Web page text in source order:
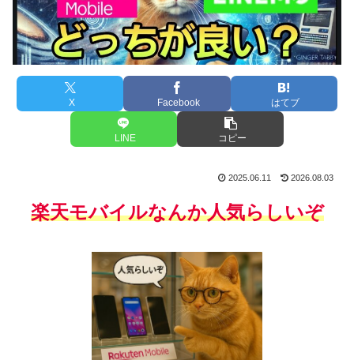
X Facebook はてブ
LINE コピー
2025.06.11 2026.08.03
楽天モバイルなんか人気らしいぞ